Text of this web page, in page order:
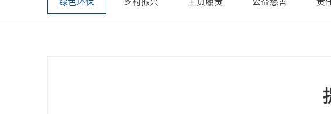
绿色环保 乡村振兴 主页履责 公益慈善 责